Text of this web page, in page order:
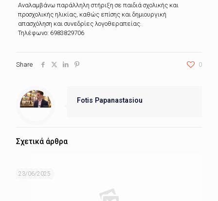
Αναλαμβάνω παράλληλη στήριξη σε παιδιά σχολικής και
προσχολικής ηλικίας, καθώς επίσης και δημιουργική
απασχόληση και συνεδρίες λογοθεραπείας.
Τηλέφωνο: 6983829706
Share 0
Fotis Papanastasiou
Σχετικά άρθρα
23/06/2025